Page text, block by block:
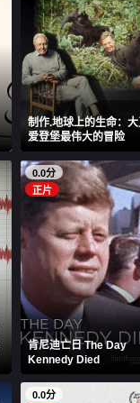
制作.地球上的生命：大
爱登堡最伟大的冒险
0.0分
正片
肯尼迪亡日 The Day
Kennedy Died
0.0分